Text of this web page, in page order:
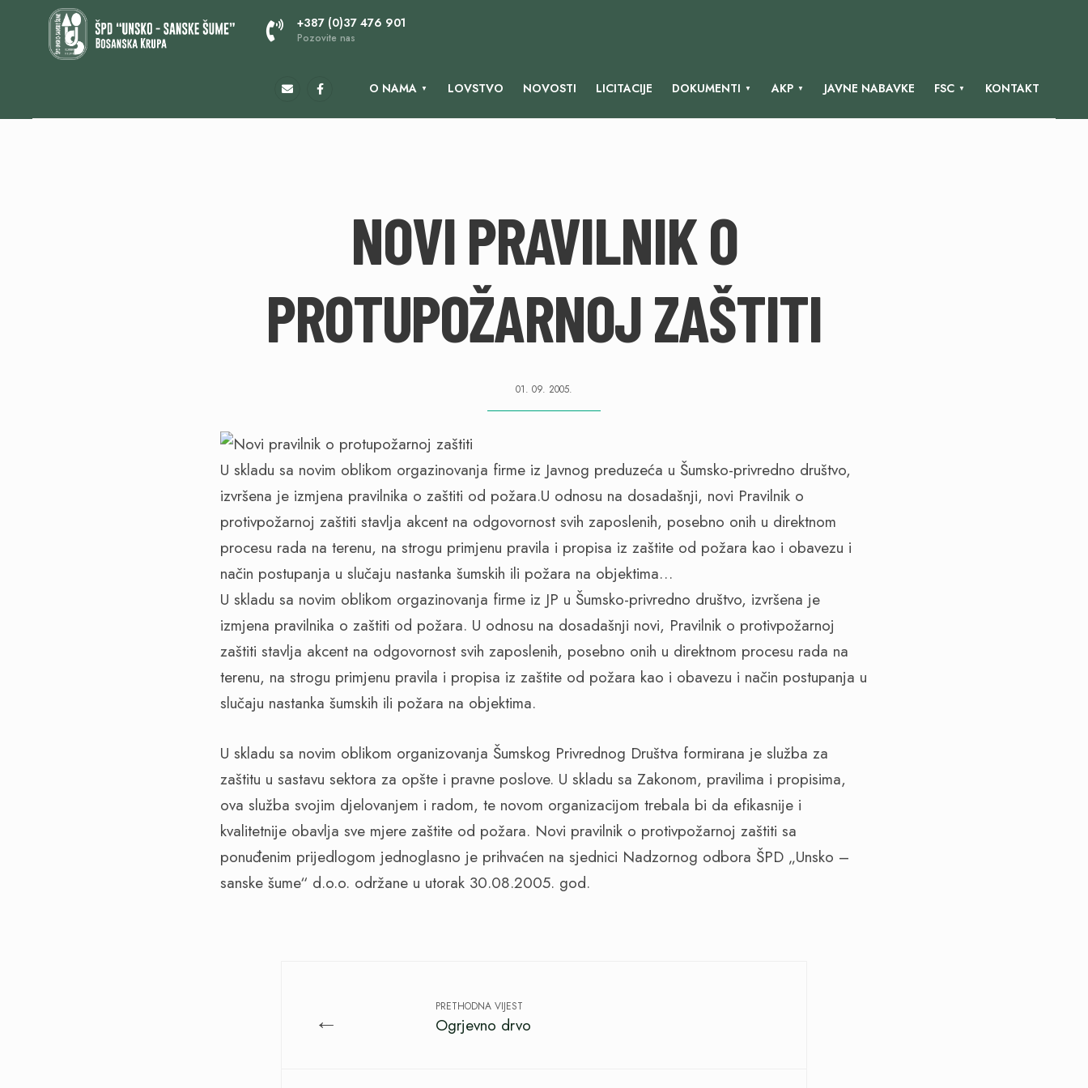
+387 (0)37 476 901
Pozovite nas
O NAMA LOVSTVO NOVOSTI LICITACIJE DOKUMENTI AKP JAVNE NABAVKE FSC KONTAKT
NOVI PRAVILNIK O
PROTUPOŽARNOJ ZAŠTITI
01. 09. 2005.
U skladu sa novim oblikom orgazinovanja firme iz Javnog preduzeća u Šumsko-privredno društvo,
izvršena je izmjena pravilnika o zaštiti od požara.U odnosu na dosadašnji, novi Pravilnik o
protivpožarnoj zaštiti stavlja akcent na odgovornost svih zaposlenih, posebno onih u direktnom
procesu rada na terenu, na strogu primjenu pravila i propisa iz zaštite od požara kao i obavezu i
način postupanja u slučaju nastanka šumskih ili požara na objektima…
U skladu sa novim oblikom orgazinovanja firme iz JP u Šumsko-privredno društvo, izvršena je
izmjena pravilnika o zaštiti od požara. U odnosu na dosadašnji novi, Pravilnik o protivpožarnoj
zaštiti stavlja akcent na odgovornost svih zaposlenih, posebno onih u direktnom procesu rada na
terenu, na strogu primjenu pravila i propisa iz zaštite od požara kao i obavezu i način postupanja u
slučaju nastanka šumskih ili požara na objektima.
U skladu sa novim oblikom organizovanja Šumskog Privrednog Društva formirana je služba za
zaštitu u sastavu sektora za opšte i pravne poslove. U skladu sa Zakonom, pravilima i propisima,
ova služba svojim djelovanjem i radom, te novom organizacijom trebala bi da efikasnije i
kvalitetnije obavlja sve mjere zaštite od požara. Novi pravilnik o protivpožarnoj zaštiti sa
ponuđenim prijedlogom jednoglasno je prihvaćen na sjednici Nadzornog odbora ŠPD „Unsko –
sanske šume“ d.o.o. održane u utorak 30.08.2005. god.
← PRETHODNA VIJEST
Ogrjevno drvo